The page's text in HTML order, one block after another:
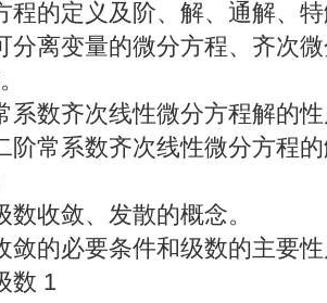
程的定义及阶、解、通解、
分离变量的微分方程、齐次
系数齐次线性微分方程解的
阶常系数齐次线性微分方程
数收敛、发散的概念。
敛的必要条件和级数的主要
数 1